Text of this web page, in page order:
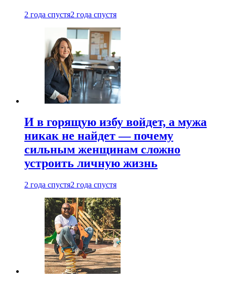
2 года спустя2 года спустя
И в горящую избу войдет, а мужа
никак не найдет — почему
сильным женщинам сложно
устроить личную жизнь
2 года спустя2 года спустя